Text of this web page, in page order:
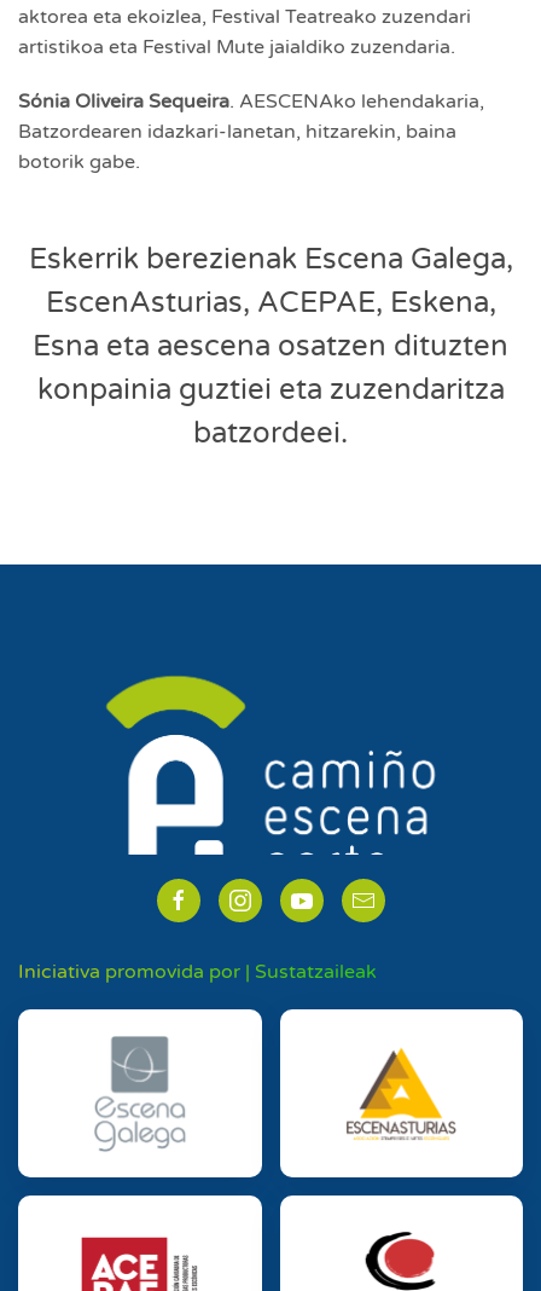
aktorea eta ekoizlea, Festival Teatreako zuzendari
artistikoa eta Festival Mute jaialdiko zuzendaria.
Sónia Oliveira Sequeira. AESCENAko lehendakaria,
Batzordearen idazkari-lanetan, hitzarekin, baina
botorik gabe.
Eskerrik berezienak Escena Galega,
EscenAsturias, ACEPAE, Eskena,
Esna eta aescena osatzen dituzten
konpainia guztiei eta zuzendaritza
batzordeei.
Iniciativa promovida por | Sustatzaileak